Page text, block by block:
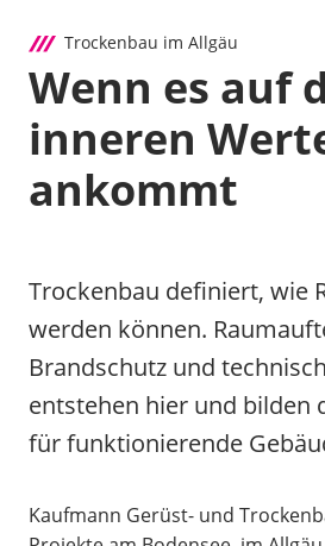
Trockenbau im Allgäu
Wenn es auf
inneren
ankommt
Trockenbau definiert, wie
werden können.
Brandschutz und
entstehen hier und bilden
für funktionierende
Kaufmann Gerüst- und